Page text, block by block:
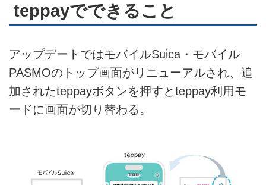
teppayでできること
アップデートではモバイルSuica・モバイル
PASMOのトップ画面がリニューアルされ、追
加されたteppayボタンを押すとteppay利用モ
ードに画面が切り替わる。